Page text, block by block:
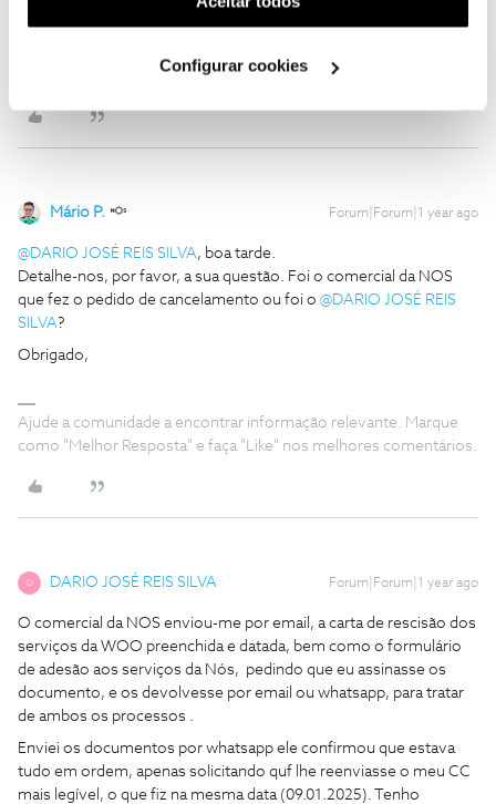
utilização dos cookies clicando em "Configurar
Configurar cookies
Fale com a moderação para o perifl ​ @Fórum
Mário P. Forum|Forum|1 year ago
@DARIO JOSÉ REIS SILVA, boa tarde.
Detalhe-nos, por favor, a sua questão. Foi o comercial da NOS
que fez o pedido de cancelamento ou foi o ​ @DARIO JOSÉ REIS
SILVA?
Obrigado,
Ajude a comunidade a encontrar informação relevante. Marque
como "Melhor Resposta" e faça "Like" nos melhores comentários.
D DARIO JOSÉ REIS SILVA Forum|Forum|1 year ago
O comercial da NOS enviou-me por email, a carta de rescisão dos
serviços da WOO preenchida e datada, bem como o formulário
de adesão aos serviços da Nós, pedindo que eu assinasse os
documento, e os devolvesse por email ou whatsapp, para tratar
de ambos os processos .
Enviei os documentos por whatsapp ele confirmou que estava
tudo em ordem, apenas solicitando quf lhe reenviasse o meu CC
mais legível, o que fiz na mesma data (09.01.2025). Tenho